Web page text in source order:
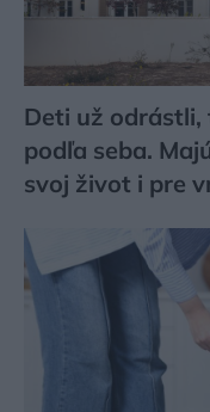
Deti už
podľa seba.
svoj život i pre